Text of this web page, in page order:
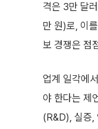
격은 3만 달
만 원)로, 이
보 경쟁은 점
업계 일각에
야 한다는 제
(R&D), 실증,